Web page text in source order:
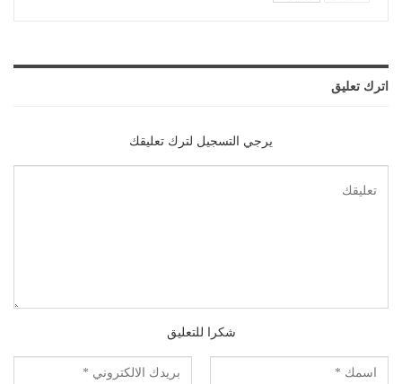
اترك تعليق
يرجي التسجيل لترك تعليقك
شكرا للتعليق